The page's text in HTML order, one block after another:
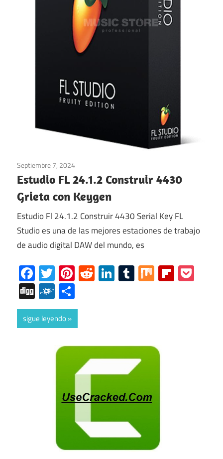
Septiembre 7, 2024
Estudio FL 24.1.2 Construir 4430
Grieta con Keygen
Estudio Fl 24.1.2 Construir 4430 Serial Key FL
Studio es una de las mejores estaciones de trabajo
de audio digital DAW del mundo, es
Facebook
Twitter
Pinterest
RedditLinkedIn
Tumblr
Mix
DiggFolkd
sigue leyendo